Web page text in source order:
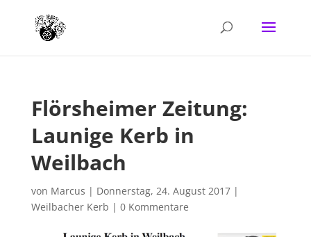
Flörsheimer Zeitung:
Launige Kerb in
Weilbach
von Marcus | Donnerstag, 24. August 2017|
Weilbacher Kerb | 0 Kommentare